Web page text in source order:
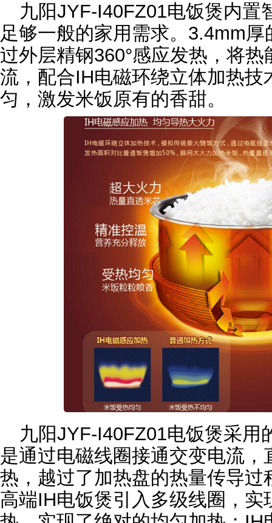
九阳JYF-I40FZ01电饭煲内置
足够一般的家用需求。3.4mm
过外层精钢360°感应发热，将
流，配合IH电磁环绕立体加热
匀，激发米饭原有的香甜。
九阳JYF-I40FZ01电饭煲采用
是通过电磁线圈接通交变电流
热，越过了加热盘的热量传导
高端IH电饭煲引入多级线圈，